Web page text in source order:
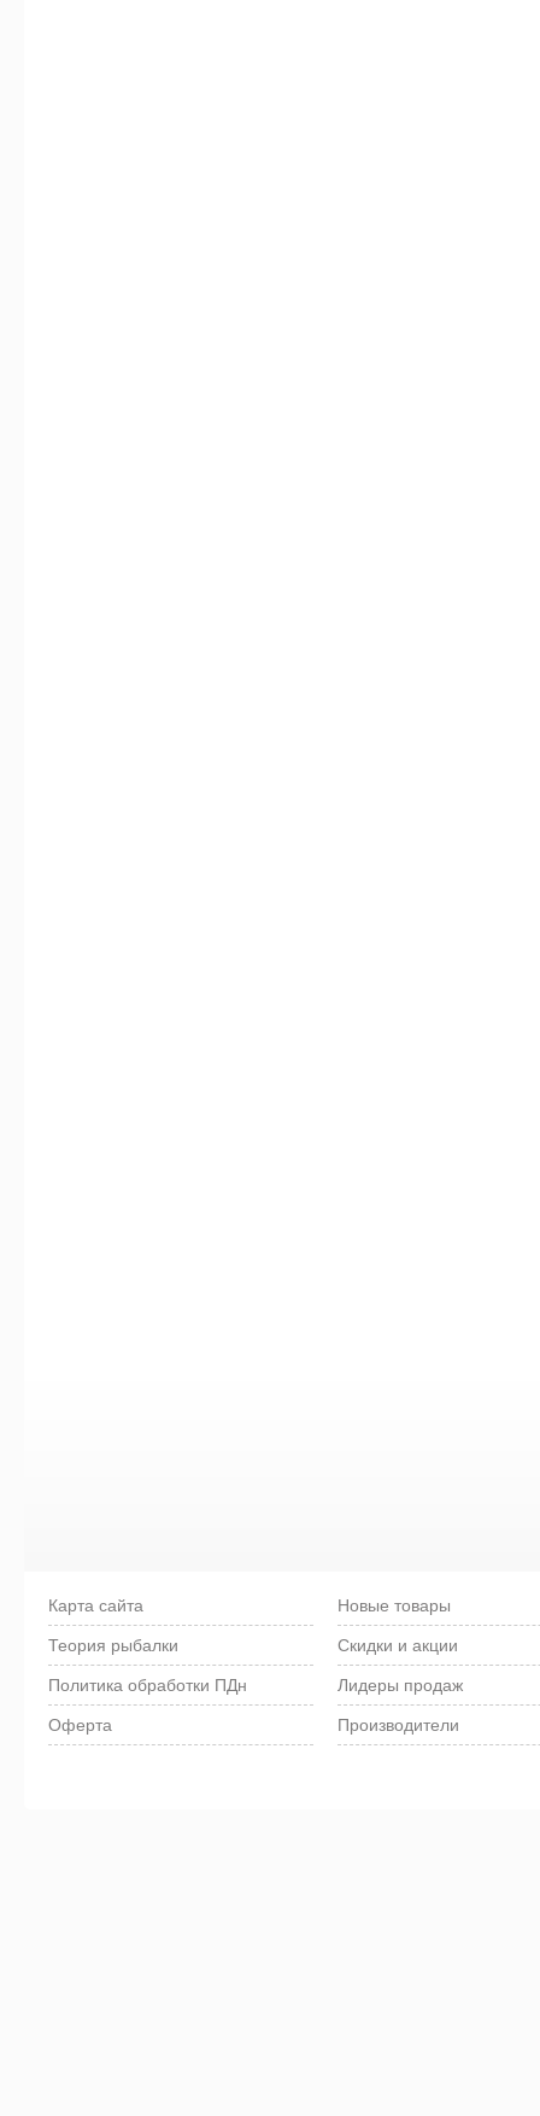
Карта сайта
Теория рыбалки
Политика обработки ПДн
Оферта
Новые товары
Скидки и акции
Лидеры продаж
Производители